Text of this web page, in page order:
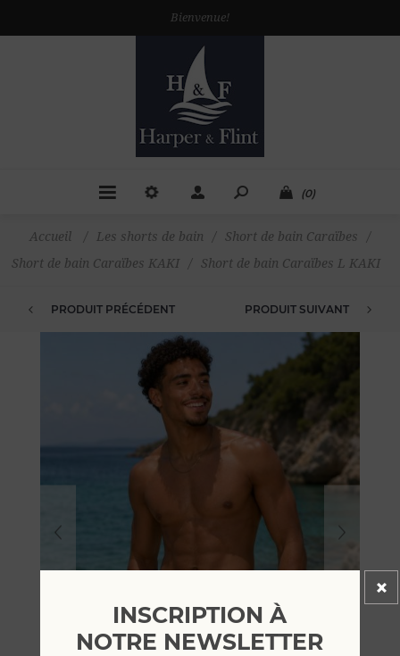
Bienvenue!
(0)
Accueil / Les shorts de bain / Short de bain Caraïbes
/
Short de bain Caraïbes KAKI
/ Short de bain Caraïbes L KAKI
PRODUIT PRÉCÉDENT PRODUIT SUIVANT
INSCRIPTION À
NOTRE NEWSLETTER